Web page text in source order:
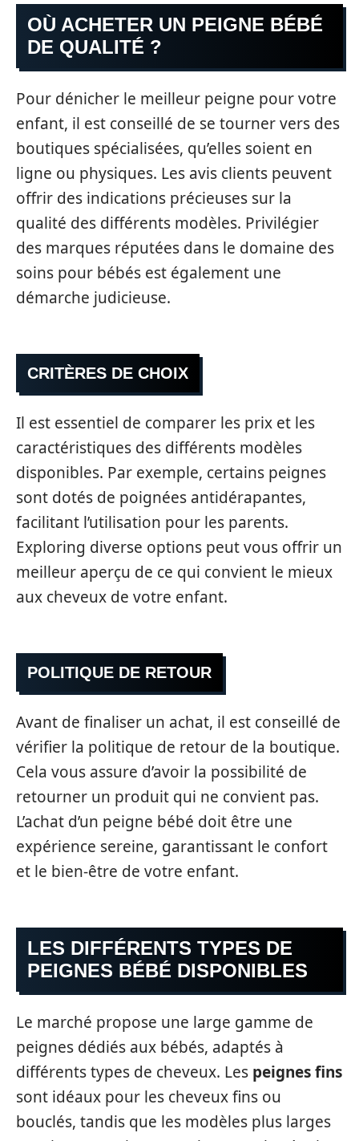
OÙ ACHETER UN PEIGNE BÉBÉ
DE QUALITÉ ?
Pour dénicher le meilleur peigne pour votre
enfant, il est conseillé de se tourner vers des
boutiques spécialisées, qu’elles soient en
ligne ou physiques. Les avis clients peuvent
offrir des indications précieuses sur la
qualité des différents modèles. Privilégier
des marques réputées dans le domaine des
soins pour bébés est également une
démarche judicieuse.
CRITÈRES DE CHOIX
Il est essentiel de comparer les prix et les
caractéristiques des différents modèles
disponibles. Par exemple, certains peignes
sont dotés de poignées antidérapantes,
facilitant l’utilisation pour les parents.
Exploring diverse options peut vous offrir un
meilleur aperçu de ce qui convient le mieux
aux cheveux de votre enfant.
POLITIQUE DE RETOUR
Avant de finaliser un achat, il est conseillé de
vérifier la politique de retour de la boutique.
Cela vous assure d’avoir la possibilité de
retourner un produit qui ne convient pas.
L’achat d’un peigne bébé doit être une
expérience sereine, garantissant le confort
et le bien-être de votre enfant.
LES DIFFÉRENTS TYPES DE
PEIGNES BÉBÉ DISPONIBLES
Le marché propose une large gamme de
peignes dédiés aux bébés, adaptés à
différents types de cheveux. Les peignes fins
sont idéaux pour les cheveux fins ou
bouclés, tandis que les modèles plus larges